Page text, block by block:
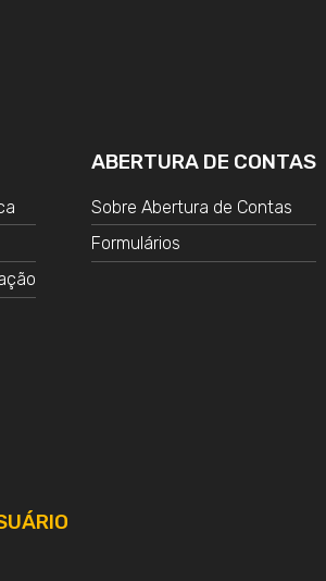
ABERTURA DE CONTAS
Sobre Abertura de Contas
Formulários